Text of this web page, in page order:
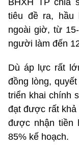
tiêu đề ra, hầu
ngoài giờ, từ
người làm đến
Dù áp lực rất
đồng lòng,
triển khai chính
đạt được rất
được nhận tiền
85% kế hoạch.